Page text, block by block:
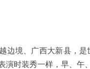
边境、广西大新县，
演时装秀一样，早、午